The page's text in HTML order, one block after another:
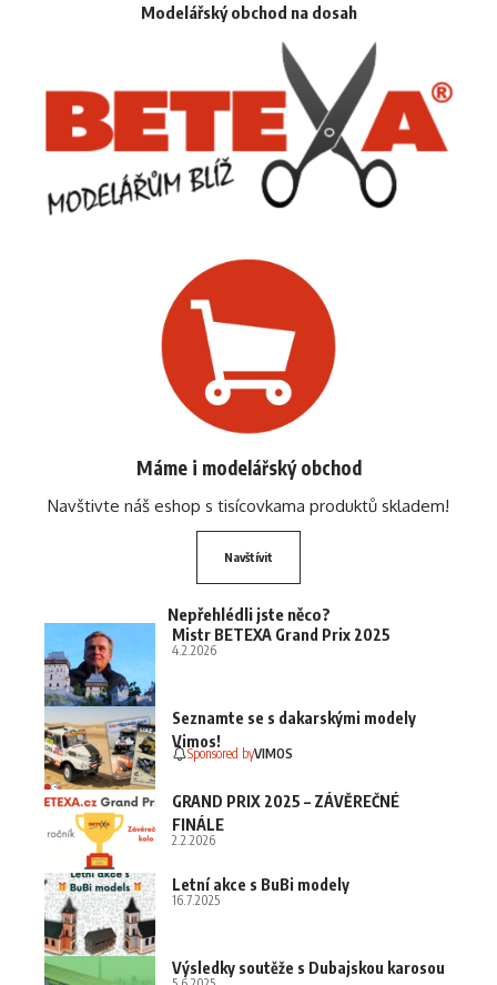
Modelářský obchod na dosah
Máme i modelářský obchod
Navštivte náš eshop s tisícovkama produktů skladem!
Navštívit
Nepřehlédli jste něco?
Mistr BETEXA Grand Prix 2025
4.2.2026
Seznamte se s dakarskými modely
Vimos!
Sponsored byVIMOS
GRAND PRIX 2025 – ZÁVĚREČNÉ
FINÁLE
2.2.2026
Letní akce s BuBi modely
16.7.2025
Výsledky soutěže s Dubajskou karosou